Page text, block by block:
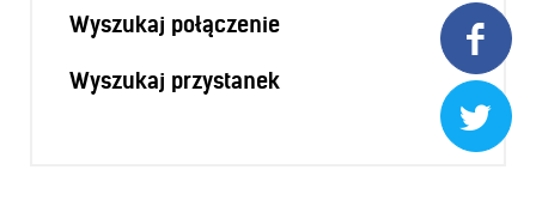


Honorowanie biletów ZK„KM”
Kontrola biletów
Wyszukaj połączenie
Wyszukaj przystanek